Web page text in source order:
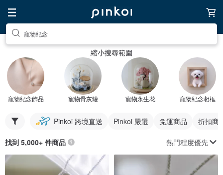
寵物紀念
縮小搜尋範圍
寵物紀念飾品 寵物骨灰罐 寵物永生花 寵物紀念相框
Pinkoi 跨境直送 Pinkoi 嚴選 免運商品 折扣商
找到 5,000+ 件商品 熱門程度優先